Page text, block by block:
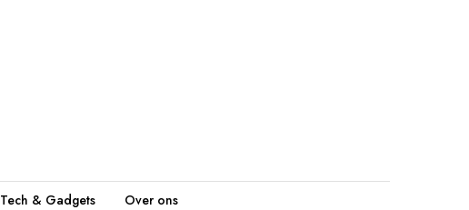
Tech & Gadgets Over ons